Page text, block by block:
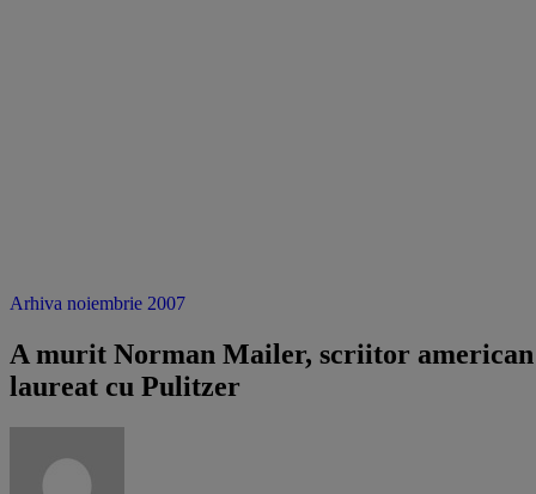
Arhiva noiembrie 2007
A murit Norman Mailer, scriitor american
laureat cu Pulitzer